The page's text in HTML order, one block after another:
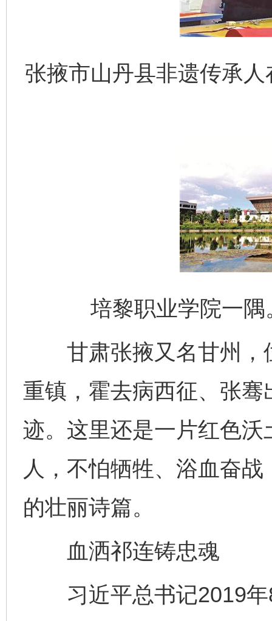
张掖市山丹县非遗传承
培黎职业学院一
甘肃张掖又名甘州，
重镇，霍去病西征、张
迹。这里还是一片红色
人，不怕牺牲、浴血奋
的壮丽诗篇。
血洒祁连铸忠魂
习近平总书记2019年8